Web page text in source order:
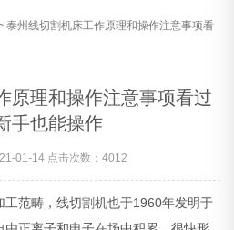
泰州线切割机床工作原理和操作注意事项看
原理和操作注意事项看过
手也能操作
01-14 点击次数：4012
范畴，线切割机也于1960年发明于